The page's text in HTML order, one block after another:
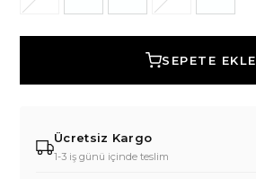
SEPETE EKLE
Ücretsiz Kargo
1-3 iş günü içinde teslim